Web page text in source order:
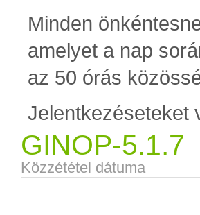
Minden
amelyet a nap
az 50 órás
Jelentkezéseteket
GINOP-5.1.7
Közzététel dátuma